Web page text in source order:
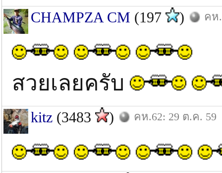
CHAMPZA CM (197 ) คห
สวยเลยครับ
kitz (3483 ) คห.62: 29 ต.ค. 59